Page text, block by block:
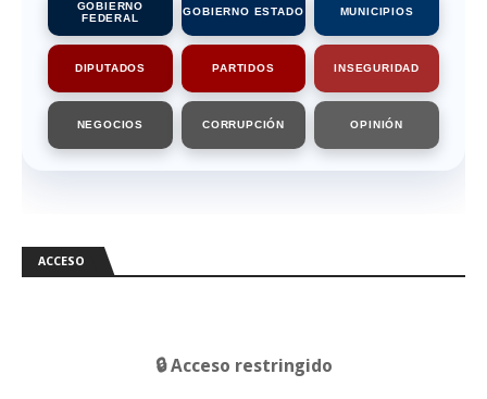
GOBIERNO
FEDERAL
GOBIERNO ESTADO MUNICIPIOS
DIPUTADOS PARTIDOS INSEGURIDAD
NEGOCIOS CORRUPCIÓN OPINIÓN
ACCESO
🔒 Acceso restringido